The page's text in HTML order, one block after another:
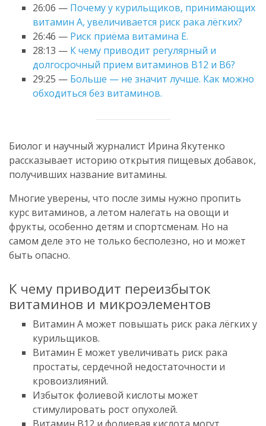
26:06 — Почему у курильщиков, принимающих
витамин A, увеличивается риск рака лёгких?
26:46 — Риск приёма витамина E.
28:13 — К чему приводит регулярный и
долгосрочный прием витаминов B12 и B6?
29:25 — Больше — не значит лучше. Как можно
обходиться без витаминов.
Биолог и научный журналист Ирина Якутенко
рассказывает историю открытия пищевых добавок,
получивших название витамины.
Многие уверены, что после зимы нужно пропить
курс витаминов, а летом налегать на овощи и
фрукты, особенно детям и спортсменам. Но на
самом деле это не только бесполезно, но и может
быть опасно.
К чему приводит переизбыток
витаминов и микроэлементов
Витамин A может повышать риск рака лёгких у
курильщиков.
Витамин E может увеличивать риск рака
простаты, сердечной недостаточности и
кровоизлияний.
Избыток фолиевой кислоты может
стимулировать рост опухолей.